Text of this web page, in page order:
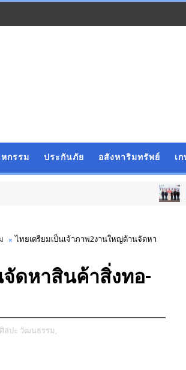
กรรม ประกันภัย อสังหาริมทรัพย์ เ
การศึกษา วิทย์-เทคโ
ไทยเตรียมเป็นเจ้าภาพ2งานใหญ่ด้านจัดหา
ดหาสินค้าสิ่งทอ-
ลปะ วัฒนธรรม,